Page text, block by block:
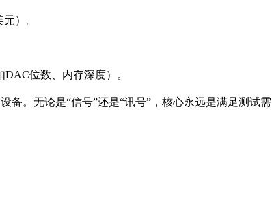
）。
位数、内存深度）。
备。无论是“信号”还是“讯号”，核心永远是满足测试需